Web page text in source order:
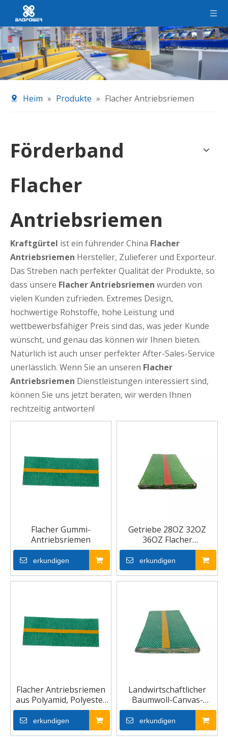
Heim » Produkte » Flacher Antriebsriemen
Förderband
Flacher
Antriebsriemen
Kraftgürtel ist ein führender China Flacher
Antriebsriemen Hersteller, Zulieferer und Exporteur.
Das Streben nach perfekter Qualität der Produkte, so
dass unsere Flacher Antriebsriemen wurden von
vielen Kunden zufrieden. Extremes Design,
hochwertige Rohstoffe, hohe Leistung und
wettbewerbsfähiger Preis sind das, was jeder Kunde
wünscht, und genau das können wir Ihnen bieten.
Natürlich ist auch unser perfekter After-Sales-Service
unerlässlich. Wenn Sie an unseren Flacher
Antriebsriemen Dienstleistungen interessiert sind,
können Sie uns jetzt beraten, wir werden Ihnen
rechtzeitig antworten!
Flacher Gummi-
Antriebsriemen
erkundigen
Getriebe 28OZ 32OZ
36OZ Flacher
Übertragungsriemen
erkundigen
Flacher Antriebsriemen
aus Polyamid, Polyester
und Nylon
erkundigen
Landwirtschaftlicher
Baumwoll-Canvas-
Nylon-Gummi-
Flachkraftübertragungs-
Flachantriebs-V-Riemen
erkundigen